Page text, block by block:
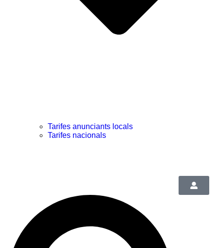
Tarifes anunciants locals
Tarifes nacionals